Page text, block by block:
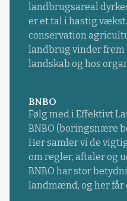
landbrugsareal
er et tal i hastig
conservation
landbrug vinder frem
landskab og hos
BNBO
Følg med i Effektivt
BNBO (boringsnære
Her samler vi de
om regler, aftaler og
BNBO har stor
landmænd, og her får